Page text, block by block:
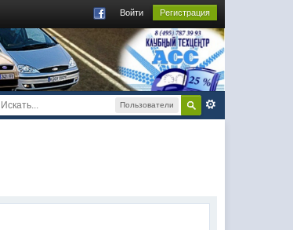
Войти Регистрация
Пользователи